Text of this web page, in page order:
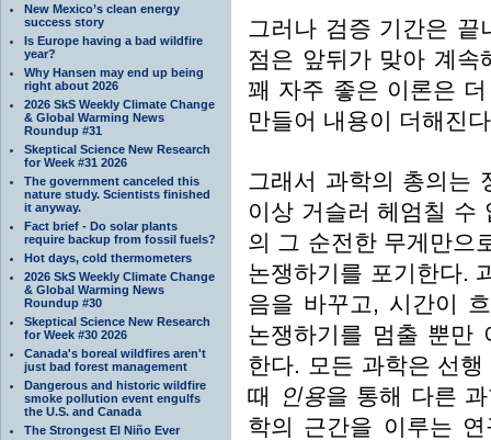
New Mexico’s clean energy
success story
Is Europe having a bad wildfire
year?
Why Hansen may end up being
right about 2026
2026 SkS Weekly Climate Change
& Global Warming News
Roundup #31
Skeptical Science New Research
for Week #31 2026
The government canceled this
nature study. Scientists finished
it anyway.
Fact brief - Do solar plants
require backup from fossil fuels?
Hot days, cold thermometers
2026 SkS Weekly Climate Change
& Global Warming News
Roundup #30
Skeptical Science New Research
for Week #30 2026
Canada's boreal wildfires aren't
just bad forest management
Dangerous and historic wildfire
smoke pollution event engulfs
the U.S. and Canada
The Strongest El Niño Ever
그러나 검증 기간은
점은 앞뒤가 맞아 계속
꽤 자주 좋은 이론은
만들어 내용이 더해진
그래서 과학의 총의는
이상 거슬러 헤엄칠 수
의 그 순전한 무게만으
논쟁하기를 포기한다.
음을 바꾸고, 시간이
논쟁하기를 멈출 뿐만
한다. 모든 과학은 선
때
인용을 통해 다른
학의 근간을 이루는